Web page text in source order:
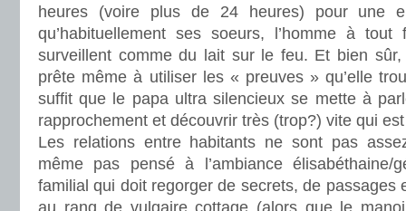
heures (voire plus de 24 heures) pour une
qu’habituellement ses soeurs, l’homme à
surveillent comme du lait sur le feu. Et bien
prête même à utiliser les « preuves » qu’elle
suffit que le papa ultra silencieux se mette à
rapprochement et découvrir très (trop?) vite qui
Les relations entre habitants ne sont pas
même pas pensé à l’ambiance élisabéthaine/
familial qui doit regorger de secrets, de passages
au rang de vulgaire cottage (alors que le